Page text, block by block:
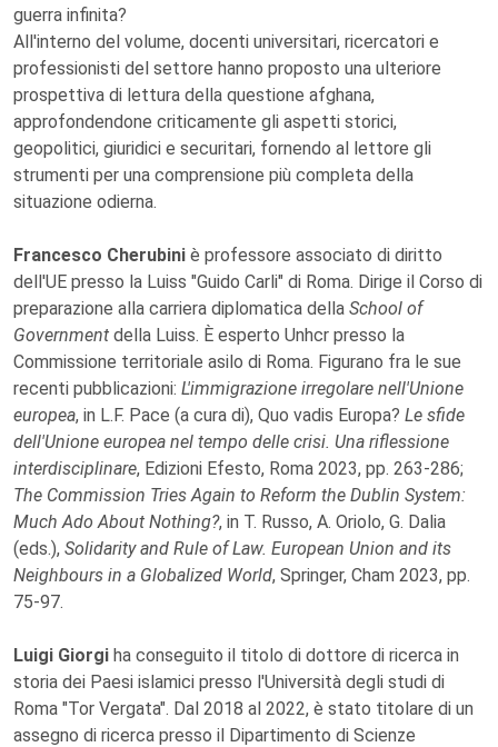
guerra infinita?
All'interno del volume, docenti universitari, ricercatori e
professionisti del settore hanno proposto una ulteriore
prospettiva di lettura della questione afghana,
approfondendone criticamente gli aspetti storici,
geopolitici, giuridici e securitari, fornendo al lettore gli
strumenti per una comprensione più completa della
situazione odierna.
Francesco Cherubini è professore associato di diritto
dell'UE presso la Luiss "Guido Carli" di Roma. Dirige il Corso di
preparazione alla carriera diplomatica della School of
Government della Luiss. È esperto Unhcr presso la
Commissione territoriale asilo di Roma. Figurano fra le sue
recenti pubblicazioni: L'immigrazione irregolare nell'Unione
europea, in L.F. Pace (a cura di), Quo vadis Europa? Le sfide
dell'Unione europea nel tempo delle crisi. Una riflessione
interdisciplinare, Edizioni Efesto, Roma 2023, pp. 263-286;
The Commission Tries Again to Reform the Dublin System:
Much Ado About Nothing?, in T. Russo, A. Oriolo, G. Dalia
(eds.), Solidarity and Rule of Law. European Union and its
Neighbours in a Globalized World, Springer, Cham 2023, pp.
75-97.
Luigi Giorgi ha conseguito il titolo di dottore di ricerca in
storia dei Paesi islamici presso l'Università degli studi di
Roma "Tor Vergata". Dal 2018 al 2022, è stato titolare di un
assegno di ricerca presso il Dipartimento di Scienze